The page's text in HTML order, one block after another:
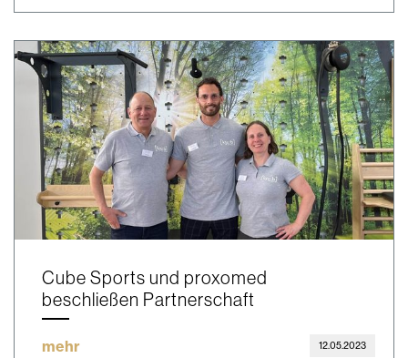
Cube Sports und proxomed
beschließen Partnerschaft
mehr 12.05.2023